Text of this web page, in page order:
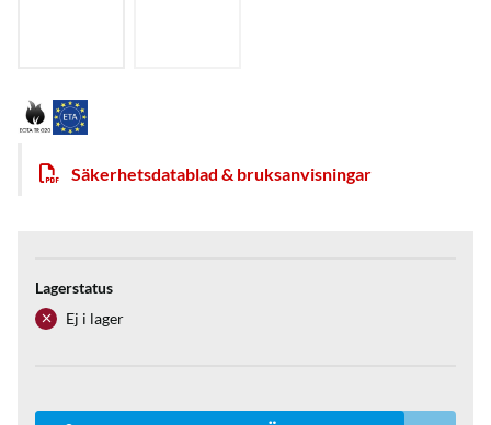
Säkerhetsdatablad & bruksanvisningar
Lagerstatus
Ej i lager